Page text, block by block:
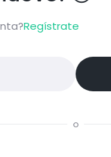
Regístrate
o